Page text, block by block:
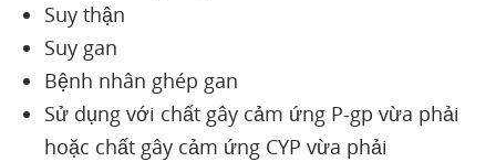
Suy thận
Suy gan
Bệnh nhân ghép gan
Sử dụng với chất gây cảm ứng P-gp vừa phải
hoặc chất gây cảm ứng CYP vừa phải